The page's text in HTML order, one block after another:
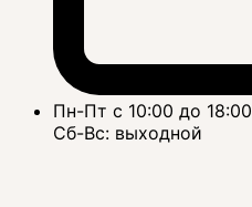
Пн-Пт с 10:00 до 18:00
Сб-Вс: выходной